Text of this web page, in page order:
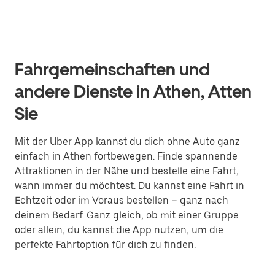
Fahrgemeinschaften und
andere Dienste in Athen, Atten
Sie
Mit der Uber App kannst du dich ohne Auto ganz
einfach in Athen fortbewegen. Finde spannende
Attraktionen in der Nähe und bestelle eine Fahrt,
wann immer du möchtest. Du kannst eine Fahrt in
Echtzeit oder im Voraus bestellen – ganz nach
deinem Bedarf. Ganz gleich, ob mit einer Gruppe
oder allein, du kannst die App nutzen, um die
perfekte Fahrtoption für dich zu finden.